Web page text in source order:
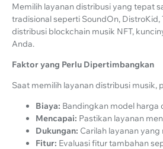
Memilih layanan distribusi yang tepat
tradisional seperti SoundOn,
distribusi blockchain musik NFT,
Anda.
Faktor yang Perlu Dipertimbangkan
Saat memilih layanan distribusi
Biaya: Bandingkan model harga
Mencapai: Pastikan layanan
Dukungan: Carilah layanan
Fitur: Evaluasi fitur tambahan